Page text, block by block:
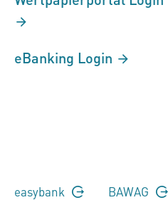
eBanking Login
easybank BAWAG